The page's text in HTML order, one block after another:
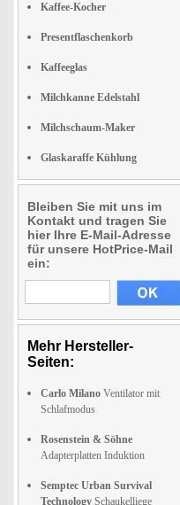
Kaffee-Kocher
Presentflaschenkorb
Kaffeeglas
Milchkanne Edelstahl
Milchschaum-Maker
Glaskaraffe Kühlung
Bleiben Sie mit uns im
Kontakt und tragen Sie
hier Ihre E-Mail-Adresse
für unsere HotPrice-Mail
ein:
Mehr Hersteller-
Seiten:
Carlo Milano Ventilator mit
Schlafmodus
Rosenstein & Söhne
Adapterplatten Induktion
Semptec Urban Survival
Technology Schaukelliege